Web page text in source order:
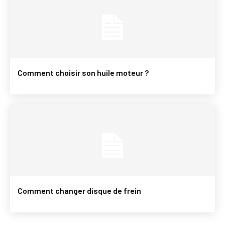
Comment choisir son huile moteur ?
Comment changer disque de frein